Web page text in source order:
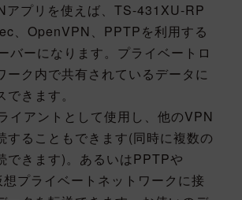
アプリを使えば、TS-431XU-RP
、OpenVPN、PPTPを利用する
バーになります。プライベートロ
ーク内で共有されているデータに
きます。
イアントとして使用し、他のVPN
することもできます(同時に複数の
できます)。あるいはPPTPや
プライベートネットワークに接